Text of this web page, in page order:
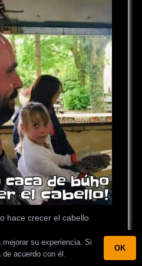
hace crecer el cabello
su experiencia. Si
acuerdo con él.
OK